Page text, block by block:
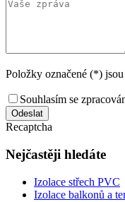
Položky označené (*)
Souhlasím se
Odeslat
Recaptcha
Nejčastěji hledáte
Izolace střech PVC
Izolace balkonů a